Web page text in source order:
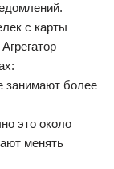
с карты
занимают более
это около
менять